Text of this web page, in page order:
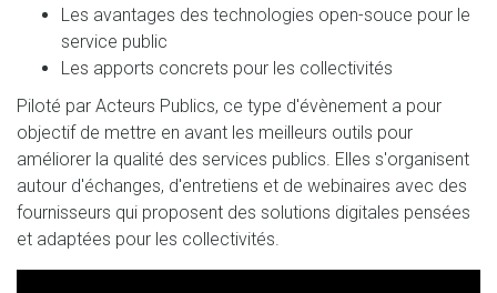
Les avantages des technologies open-souce pour le
service public
Les apports concrets pour les collectivités
Piloté par Acteurs Publics, ce type d'évènement a pour
objectif de mettre en avant les meilleurs outils pour
améliorer la qualité des services publics. Elles s'organisent
autour d'échanges, d'entretiens et de webinaires avec des
fournisseurs qui proposent des solutions digitales pensées
et adaptées pour les collectivités.